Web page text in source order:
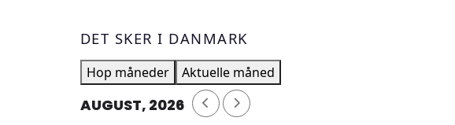
DET SKER I DANMARK
Hop måneder Aktuelle måned
AUGUST, 2026